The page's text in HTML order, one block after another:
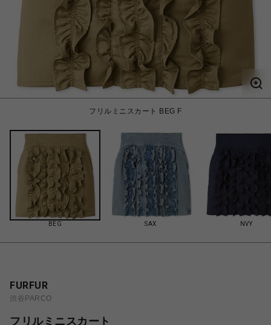
フリルミニスカート BEG F
BEG SAX NVY
FURFUR
渋谷PARCO
フリルミニスカート